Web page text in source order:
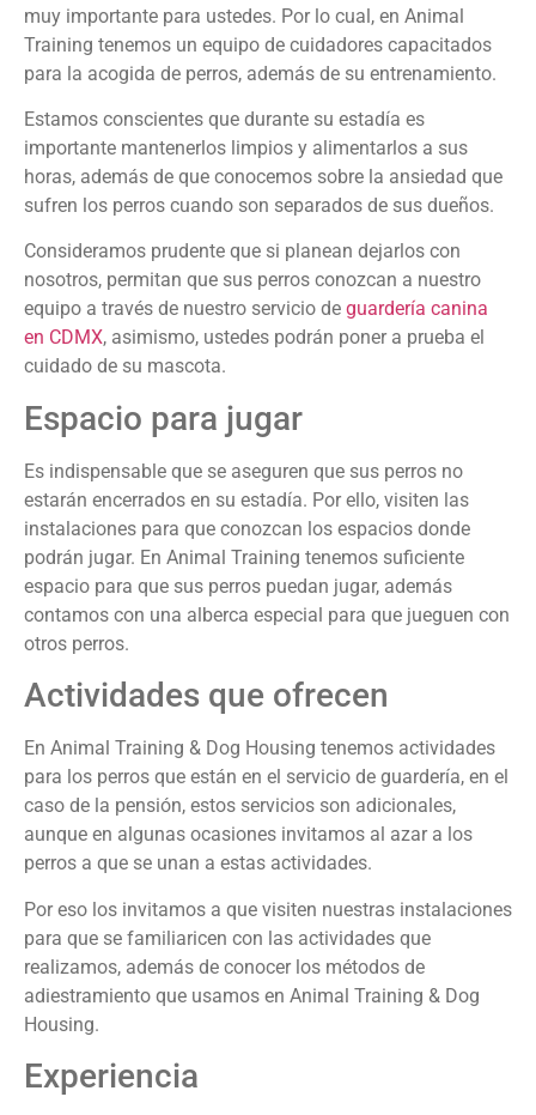
muy importante para ustedes. Por lo cual, en Animal
Training tenemos un equipo de cuidadores capacitados
para la acogida de perros, además de su entrenamiento.
Estamos conscientes que durante su estadía es
importante mantenerlos limpios y alimentarlos a sus
horas, además de que conocemos sobre la ansiedad que
sufren los perros cuando son separados de sus dueños.
Consideramos prudente que si planean dejarlos con
nosotros, permitan que sus perros conozcan a nuestro
equipo a través de nuestro servicio de guardería canina
en CDMX, asimismo, ustedes podrán poner a prueba el
cuidado de su mascota.
Espacio para jugar
Es indispensable que se aseguren que sus perros no
estarán encerrados en su estadía. Por ello, visiten las
instalaciones para que conozcan los espacios donde
podrán jugar. En Animal Training tenemos suficiente
espacio para que sus perros puedan jugar, además
contamos con una alberca especial para que jueguen con
otros perros.
Actividades que ofrecen
En Animal Training & Dog Housing tenemos actividades
para los perros que están en el servicio de guardería, en el
caso de la pensión, estos servicios son adicionales,
aunque en algunas ocasiones invitamos al azar a los
perros a que se unan a estas actividades.
Por eso los invitamos a que visiten nuestras instalaciones
para que se familiaricen con las actividades que
realizamos, además de conocer los métodos de
adiestramiento que usamos en Animal Training & Dog
Housing.
Experiencia